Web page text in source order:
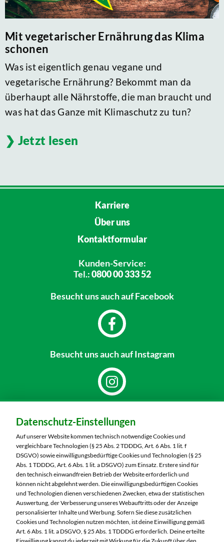
Mit vegetarischer Ernährung das Klima
schonen
Was ist eigentlich genau vegane und
vegetarische Ernährung? Bekommt man da
überhaupt alle Nährstoffe, die man braucht und
was hat das Ganze mit Klimaschutz zu tun?
Jetzt lesen
Karriere
Über uns
Kontaktformular
Kunden-Service:
Tel.:0800 00 333 52
Besucht unsauch auf Facebook
Besucht unsauch auf Instagram
MARKTKAUF Schweinfurt
Carl-Benz-Straße 7
97424 Schweinfurt
Telefon:09721 77040
Markt ändern
Öffnungszeiten diese Woche:
Mo:
07:00 – 20:00 Uhr
Datenschutz-Einstellungen
Auf unserer Website kommen technisch notwendige Cookies und
vergleichbare Technologien (§ 25 Abs. 2 TDDDG, Art. 6 Abs. 1 lit. f
DSGVO) sowie einwilligungsbedürftige Cookies und Technologien (§ 25
Abs. 1 TDDDG, Art. 6 Abs. 1 lit. a DSGVO) zum Einsatz. Erstere sind für
den technisch einwandfreien Betrieb der Website erforderlich und
können nicht abgelehnt werden. Die einwilligungsbedürftigen Cookies
und Technologien dienen verschiedenen Zwecken, etwa der statistischen
Auswertung, der Verbesserung unseres Webauftritts oder der Anzeige
personalisierter Inhalte und Werbung. Sofern Sie diese zusätzlichen
Cookies und Technologien nutzen möchten, ist deine Einwilligung gemäß
Art. 6 Abs. 1 lit. a DSGVO, § 25 Abs. 1 TDDDG erforderlich. Deine erteilte